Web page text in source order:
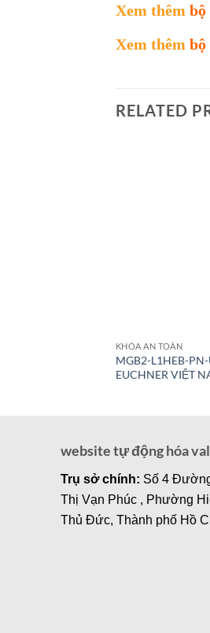
Xem thêm bộ
Xem thêm bộ
RELATED
KHÓA AN TOÀN
MGB2-L1HEB-
EUCHNER VIỆT
website tự động hóa
Trụ sở chính: Số 4
Thị Vạn Phúc , Phường
Thủ Đức, Thành phố Hồ